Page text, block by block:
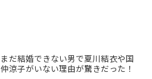
まだ結婚できない男で夏川結衣や国
仲涼子がいない理由が驚きだった！